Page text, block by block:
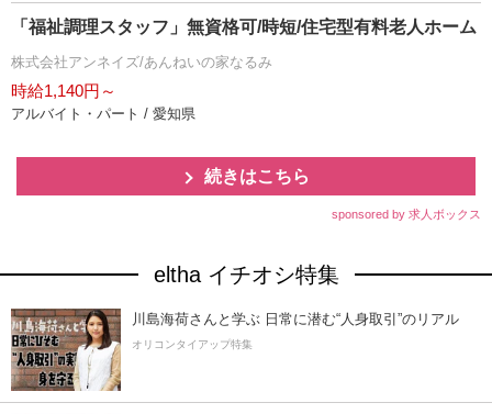
「福祉調理スタッフ」無資格可/時短/住宅型有料老人ホーム
株式会社アンネイズ/あんねいの家なるみ
時給1,140円～
アルバイト・パート / 愛知県
続きはこちら
sponsored by 求人ボックス
eltha イチオシ特集
川島海荷さんと学ぶ 日常に潜む“人身取引”のリアル
オリコンタイアップ特集